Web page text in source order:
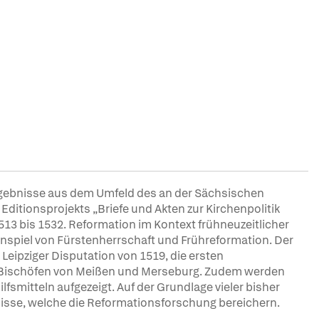
aus dem Umfeld des an der Sächsischen
„Briefe und Akten zur Kirchenpolitik
bis 1532. Reformation im Kontext frühneuzeitlicher
von Fürstenherrschaft und Frühreformation. Der
Disputation von 1519, die ersten
von Meißen und Merseburg. Zudem werden
aufgezeigt. Auf der Grundlage vieler bisher
welche die Reformationsforschung bereichern.